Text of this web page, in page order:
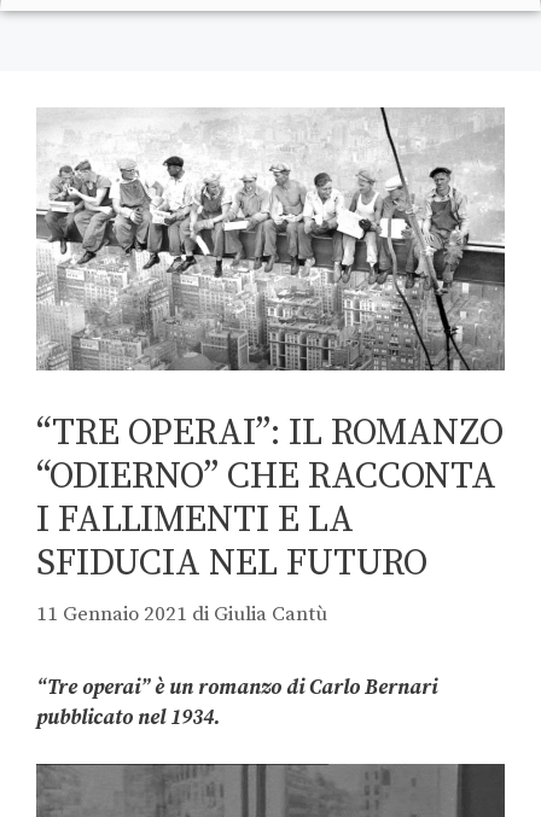
“TRE OPERAI”: IL ROMANZO
“ODIERNO” CHE RACCONTA
I FALLIMENTI E LA
SFIDUCIA NEL FUTURO
11 Gennaio 2021 di Giulia Cantù
“Tre operai” è un romanzo di Carlo Bernari
pubblicato nel 1934.